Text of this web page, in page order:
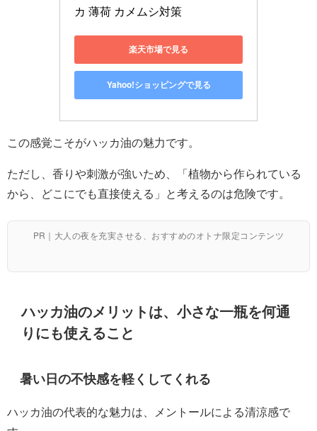
カ 薄荷 カメムシ対策
楽天市場で見る
Yahoo!ショッピングで見る
この感覚こそがハッカ油の魅力です。
ただし、香りや刺激が強いため、「植物から作られている
から、どこにでも直接使える」と考えるのは危険です。
PR｜大人の夜を充実させる、おすすめのオトナ限定コンテンツ
ハッカ油のメリットは、小さな一瓶を何通
りにも使えること
暑い日の不快感を軽くしてくれる
ハッカ油の代表的な魅力は、メントールによる清涼感で